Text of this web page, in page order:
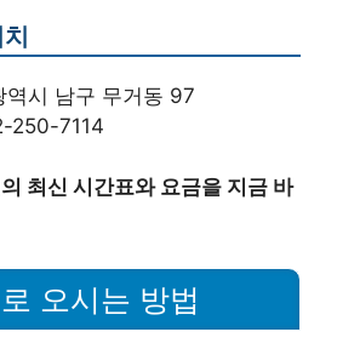
역시 남구 무거동 97
250-7114
최신 시간표와 요금을 지금 바
오시는 방법